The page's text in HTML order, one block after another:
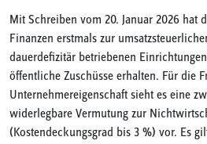
Mit Schreiben vom 20. Januar 2026 hat
Finanzen erstmals zur
dauerdefizitär betriebenen
öffentliche Zuschüsse erhalten. Für die
Unternehmereigenschaft sieht es eine
widerlegbare Vermutung zur
(Kostendeckungsgrad bis 3 %) vor. Es